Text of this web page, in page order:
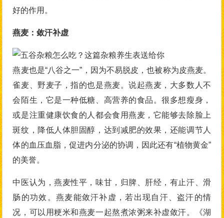
好的作用。
燕麦：敛汗补虚
燕麦也是“八谷之一”，因为不易脱皮，也被称为皮燕麦。
雀麦、野麦子，指的也是燕麦。说起燕麦，大多数人不
会陌生，它是一种低糖、高营养的食品。很多想瘦身，
或是注重健康饮食的人都会食用燕麦，它能够去除脸上
斑纹，降低人体胆固醇，达到减肥的效果，还能调节人
体的血压血脂，促进内分泌的协调，因此还有“植物黄金”
的美誉。
中医认为，燕麦性平，味甘，归脾、肝经，有止汗、滑
肠的功效。燕麦能敛汗补虚，若出现自汗、盗汗的情
况，可以用粳米和燕麦一起熬煮浓粥来补虚敛汗。《湖